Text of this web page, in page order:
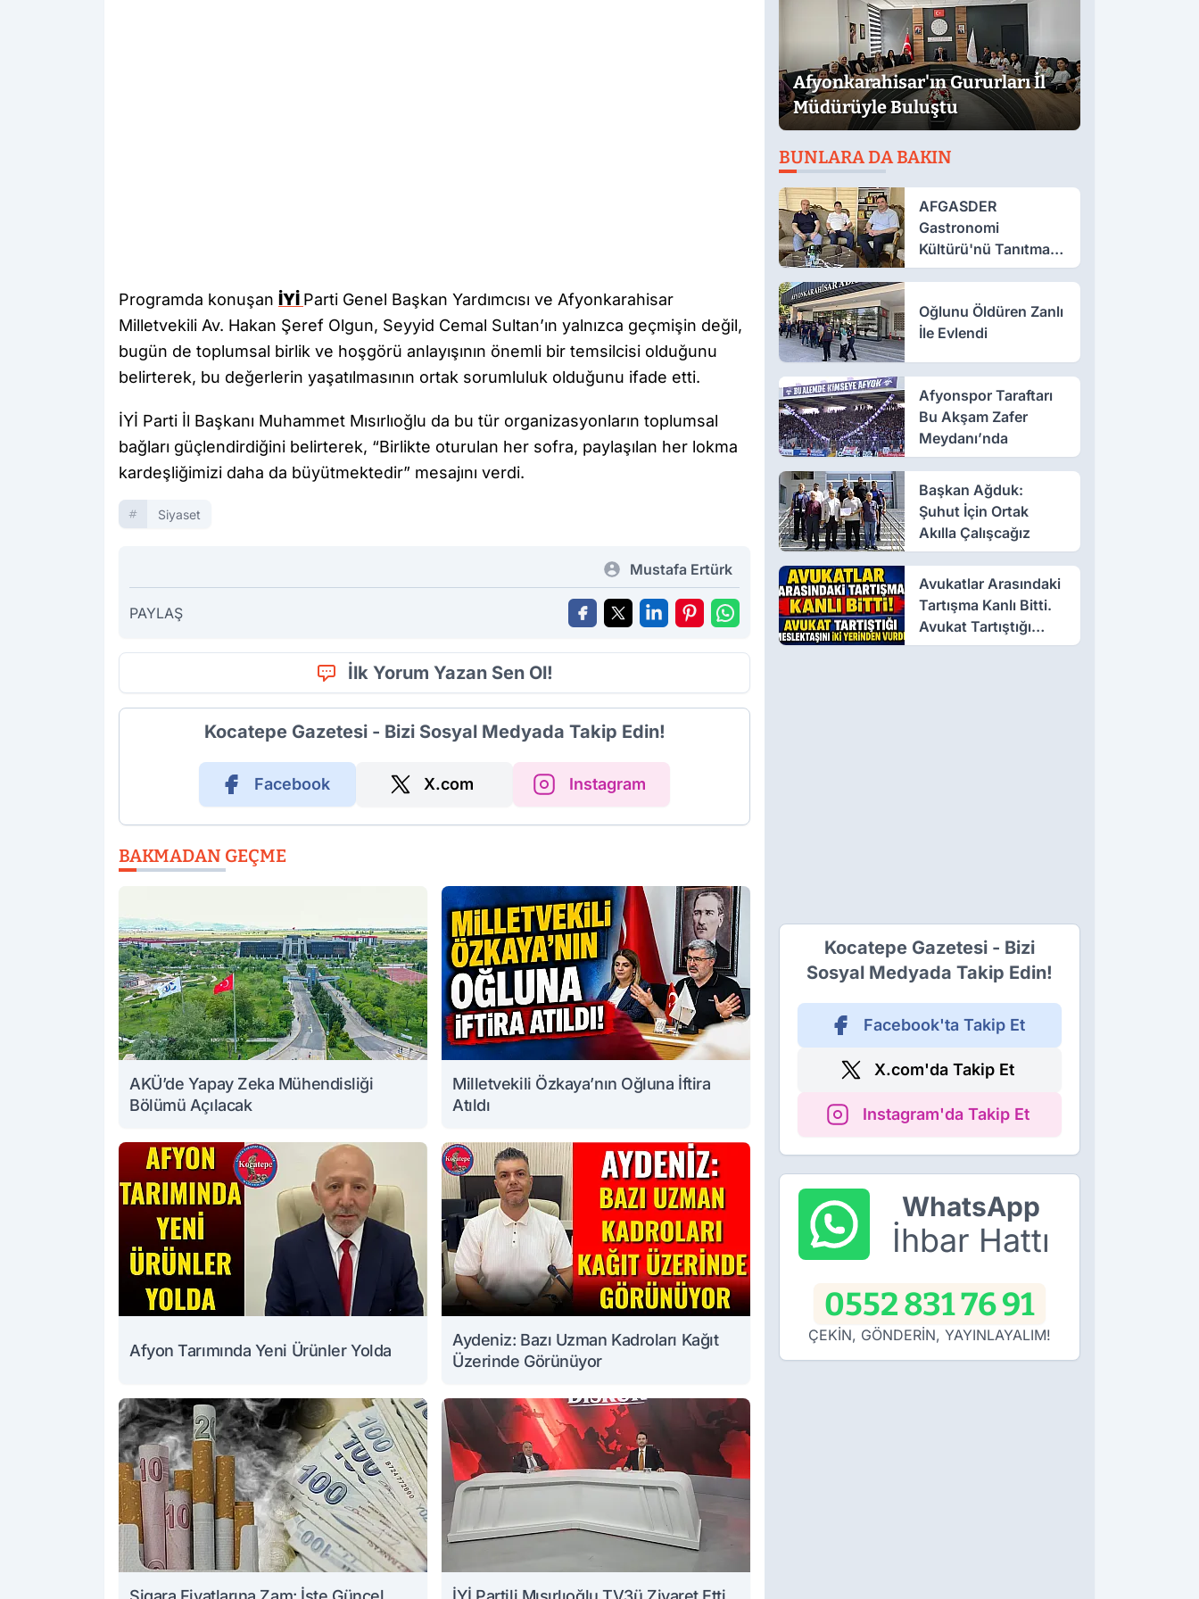
Programda konuşan İYİ Parti Genel Başkan Yardımcısı ve Afyonkarahisar
Milletvekili Av. Hakan Şeref Olgun, Seyyid Cemal Sultan’ın yalnızca geçmişin değil,
bugün de toplumsal birlik ve hoşgörü anlayışının önemli bir temsilcisi olduğunu
belirterek, bu değerlerin yaşatılmasının ortak sorumluluk olduğunu ifade etti.
İYİ Parti İl Başkanı Muhammet Mısırlıoğlu da bu tür organizasyonların toplumsal
bağları güçlendirdiğini belirterek, “Birlikte oturulan her sofra, paylaşılan her lokma
kardeşliğimizi daha da büyütmektedir” mesajını verdi.
Siyaset
Mustafa Ertürk
PAYLAŞ
İlk Yorum Yazan Sen Ol!
Kocatepe Gazetesi - Bizi Sosyal Medyada Takip Edin!
Facebook X.com Instagram
BAKMADAN GEÇME
AKÜ’de Yapay Zeka Mühendisliği
Bölümü Açılacak
Milletvekili Özkaya’nın Oğluna İftira
Atıldı
Afyon Tarımında Yeni Ürünler Yolda
Aydeniz: Bazı Uzman Kadroları Kağıt
Üzerinde Görünüyor
Afyonkarahisar'ın Gururları İl
Müdürüyle Buluştu
BUNLARA DA BAKIN
AFGASDER
Gastronomi
Kültürü'nü Tanıtmak
İçin Çalışıyor
Oğlunu Öldüren Zanlı
İle Evlendi
Afyonspor Taraftarı
Bu Akşam Zafer
Meydanı’nda
Başkan Ağduk:
Şuhut İçin Ortak
Akılla Çalışcağız
Avukatlar Arasındaki
Tartışma Kanlı Bitti.
Avukat Tartıştığı
Meslektaşını İki
Kocatepe Gazetesi - Bizi
Sosyal Medyada Takip Edin!
Facebook'ta Takip Et
X.com'da Takip Et
Instagram'da Takip Et
WhatsApp
İhbar Hattı
0552 831 76 91
ÇEKİN, GÖNDERİN, YAYINLAYALIM!